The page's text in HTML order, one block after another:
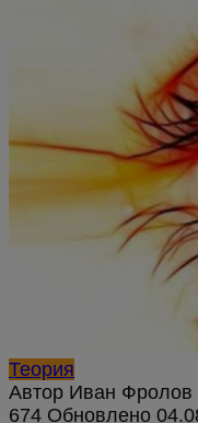
Теория
Автор Иван Фролов
674 Обновлено